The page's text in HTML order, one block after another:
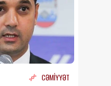
CƏMİYYƏT